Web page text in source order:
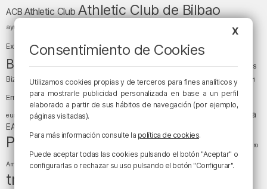
ACBAthletic ClubAthletic Club de Bilbao
ayuntamiento de Bilbao BEC (Bilbao
Exhibition Center) BilbaoBilbao Basket Bizkaia
Bizkaia y sus comarcas Copa del Rey cultura Cáritas
Bizkaia
Deusto Diócesis de Bilbao Egunon Bizkaia el tiempo Enkarterri
Ernesto Valverde Ertzaintza Euskadi (País Vasco)
euskera fiestas fútbol LaLiga
LaLiga
EA Sports
Política sociedadsucesos Teatro
Arriaga tiempotiempo atmosféricotráfico
tráfico en Bizkaia
X
Consentimiento de Cookies
Utilizamos cookies propias y de terceros para fines analíticos y
para mostrarle publicidad personalizada en base a un perfil
elaborado a partir de sus hábitos de navegación (por ejemplo,
páginas visitadas).
Para más información consulte la política de cookies.
Puede aceptar todas las cookies pulsando el botón "Aceptar" o
configurarlas o rechazar su uso pulsando el botón "Configurar".